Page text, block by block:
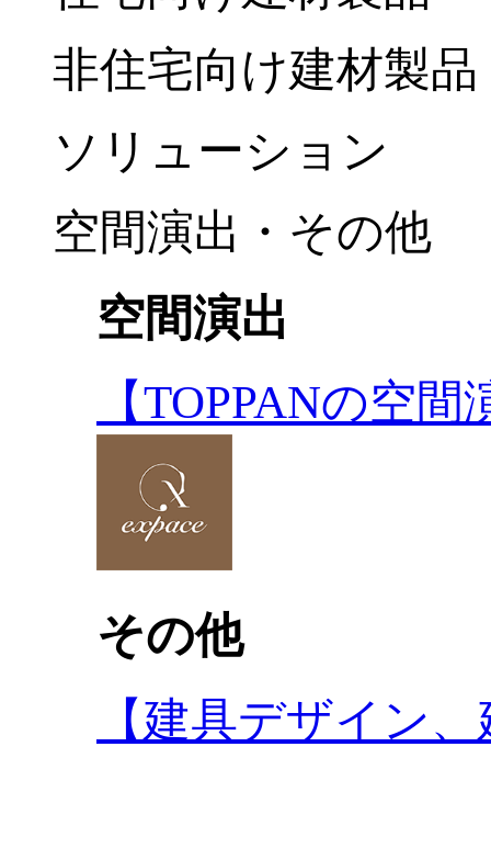
非住宅向け建材製品
ソリューション
空間演出・その他
空間演出
【TOPPANの空
その他
【建具デザイン